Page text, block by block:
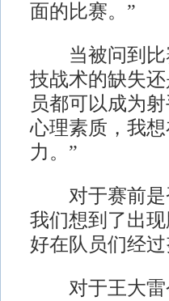
面的比赛。”
当被问到比
技战术的缺失
员都可以成为
心理素质，我
力。”
对于赛前是
我们想到了出
好在队员们经
对于王大雷